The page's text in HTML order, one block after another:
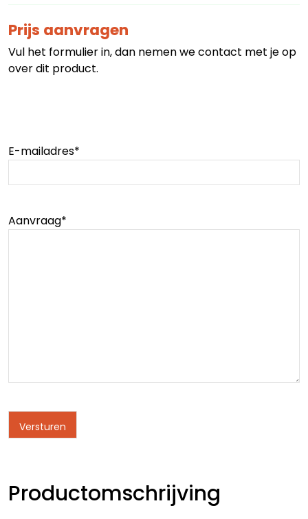
Prijs aanvragen
Vul het formulier in, dan nemen we contact met je op
over dit product.
E-mailadres*
Aanvraag*
Productomschrijving